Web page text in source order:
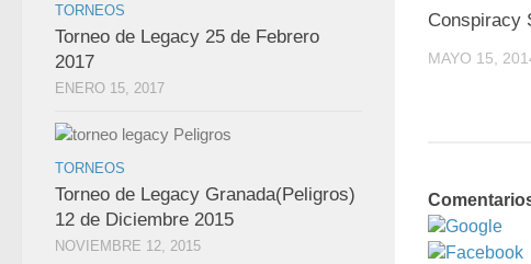
Conspiracy
MAYO 15,
Google
Facebook
TORNEOS
Torneo de Legacy 25 de Febrero
2017
ENERO 15, 2017
TORNEOS
Torneo de Legacy Granada(Peligros)
12 de Diciembre 2015
NOVIEMBRE 12, 2015